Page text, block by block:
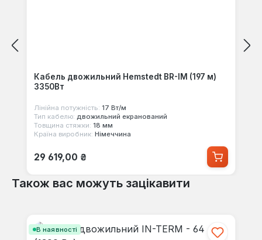
Кабель двожильний Hemstedt BR-IM (197 м)
3350Вт
Лінійна потужність: 17 Вт/м
Тип кабелю: двожильний екранований
Товщина стяжки: 18 мм
Країна виробник: Німеччина
Звичайна ціна:
29 619,00 ₴
Також вас можуть зацікавити
В наявності